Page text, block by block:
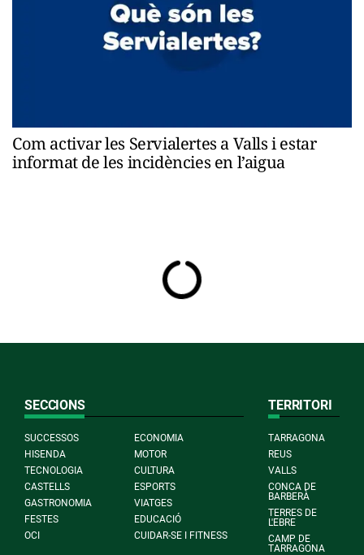
Com activar les Servialertes a Valls i estar
informat de les incidències en l’aigua
SECCIONS
SUCCESSOS
ECONOMIA
HISENDA
MOTOR
TECNOLOGIA
CULTURA
CASTELLS
ESPORTS
GASTRONOMIA
VIATGES
FESTES
EDUCACIÓ
OCI
CUIDAR-SE I FITNESS
TERRITORI
TARRAGONA
REUS
VALLS
CONCA DE
BARBERÀ
TERRES DE
L'EBRE
CAMP DE
TARRAGONA